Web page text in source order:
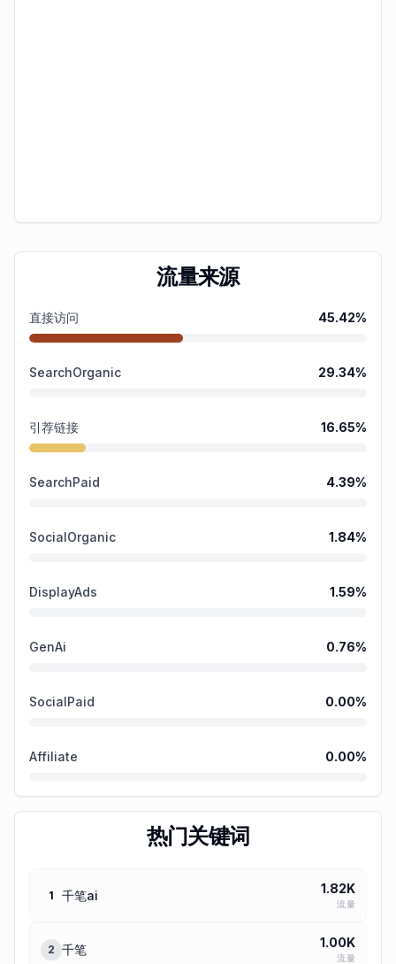
流量来源
直接访问 45.42%
SearchOrganic 29.34%
引荐链接 16.65%
SearchPaid 4.39%
SocialOrganic 1.84%
DisplayAds 1.59%
GenAi 0.76%
SocialPaid 0.00%
Affiliate 0.00%
热门关键词
1 千笔ai 1.82K
流量
2 千笔 1.00K
流量